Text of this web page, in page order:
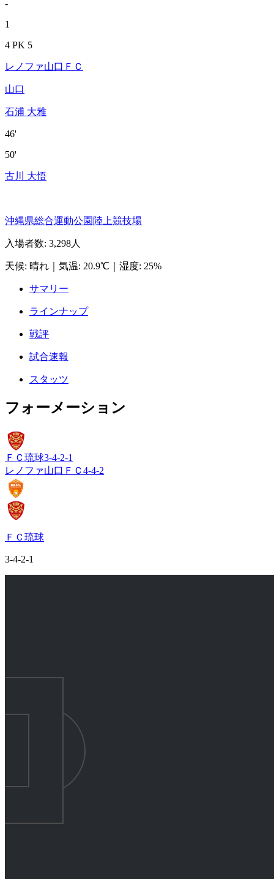
-
1
4 PK 5
レノファ山口ＦＣ
山口
石浦 大雅
46'
50'
古川 大悟
沖縄県総合運動公園陸上競技場
入場者数: 3,298人
天候: 晴れ 気温: 20.9℃ 湿度: 25%
サマリー
ラインナップ
戦評
試合速報
スタッツ
フォーメーション
ＦＣ琉球3-4-2-1
レノファ山口ＦＣ 4-4-2
ＦＣ琉球
3-4-2-1